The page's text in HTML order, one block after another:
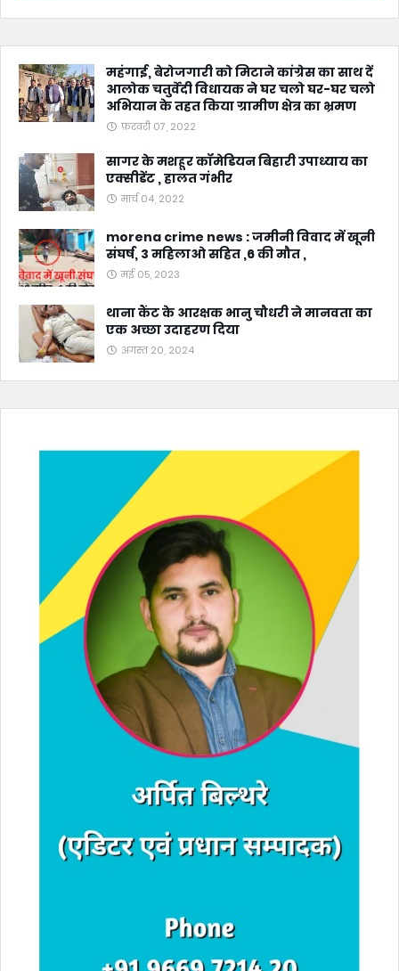
महंगाई, बेरोजगारी को मिटाने कांग्रेस का साथ दें
आलोक चतुर्वेदी विधायक ने घर चलो घर-घर चलो
अभियान के तहत किया ग्रामीण क्षेत्र का भ्रमण
फ़रवरी 07, 2022
सागर के मशहूर कॉमेडियन बिहारी उपाध्याय का
एक्सीडेंट , हालत गंभीर
मार्च 04, 2022
morena crime news : जमीनी विवाद में खूनी
संघर्ष, 3 महिलाओ सहित ,6 की मौत ,
मई 05, 2023
थाना कैंट के आरक्षक भानु चौधरी ने मानवता का
एक अच्छा उदाहरण दिया
अगस्त 20, 2024